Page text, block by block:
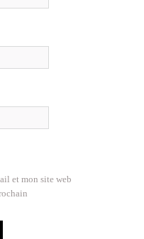
et mon site web